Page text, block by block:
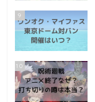
9
10